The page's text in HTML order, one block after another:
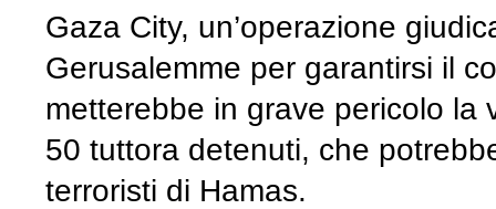
Gaza City, un’operazione
Gerusalemme per garantirsi il
metterebbe in grave pericolo la
50 tuttora detenuti, che
terroristi di Hamas.